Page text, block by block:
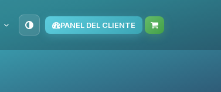
PANEL DEL CLIENTE